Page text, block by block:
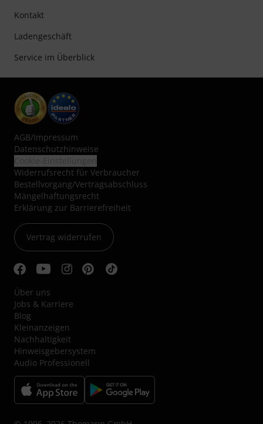
Kontakt
Ladengeschäft
Service im Überblick
AGB/Impressum
Datenschutzhinweise
Widerrufsrecht für Verbraucher
Bestellvorgang/Vertragsabschluss
Mängelhaftungsrecht
Erklärung zur Barrierefreiheit
Vertrag widerrufen
Über uns
Jobs & Karriere
Blog
Kleinanzeigen
Nachhaltigkeit
Hinweisgebersystem
Audio Professionell